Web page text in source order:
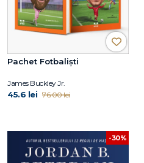
Pachet Fotbaliști
James Buckley Jr.
45.6 lei 76.00 lei
-30%